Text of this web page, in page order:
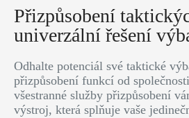
Přizpůsobení
univerzální řešení
Odhalte potenciál své taktické
přizpůsobení funkcí od
všestranné služby přizpůsobení
výstroj, která splňuje vaše